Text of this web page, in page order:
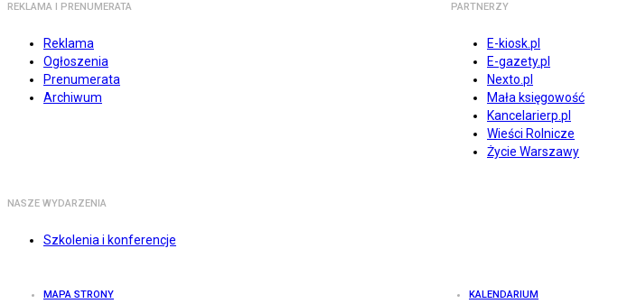
REKLAMA I PRENUMERATA
Reklama
Ogłoszenia
Prenumerata
Archiwum
PARTNERZY
E-kiosk.pl
E-gazety.pl
Nexto.pl
Mała księgowość
Kancelarierp.pl
Wieści Rolnicze
Życie Warszawy
NASZE WYDARZENIA
Szkolenia i konferencje
MAPA STRONY KALENDARIUM